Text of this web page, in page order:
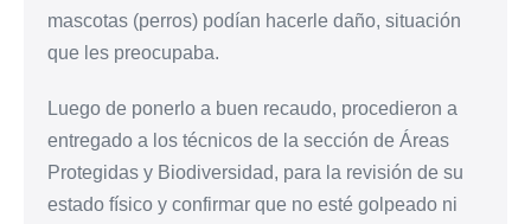
mascotas (perros) podían hacerle daño, situación
que les preocupaba.
Luego de ponerlo a buen recaudo, procedieron a
entregado a los técnicos de la sección de Áreas
Protegidas y Biodiversidad, para la revisión de su
estado físico y confirmar que no esté golpeado ni